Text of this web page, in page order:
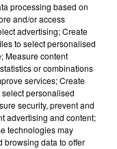
LA RÉGION ET
LA RÉDACTION
MOBILE
processing based on
and/or access
advertising; Create
to select personalised
Measure content
or combinations
services; Create
personalised
security, prevent and
advertising and content;
technologies may
browsing data to offer